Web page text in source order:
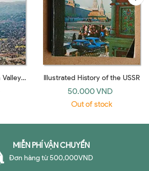
Illustrated History of the USSR
50.000 VND
Out of stock
MIỄN PHÍ VẬN CHUYỂN
Đơn hàng từ 500,000VND